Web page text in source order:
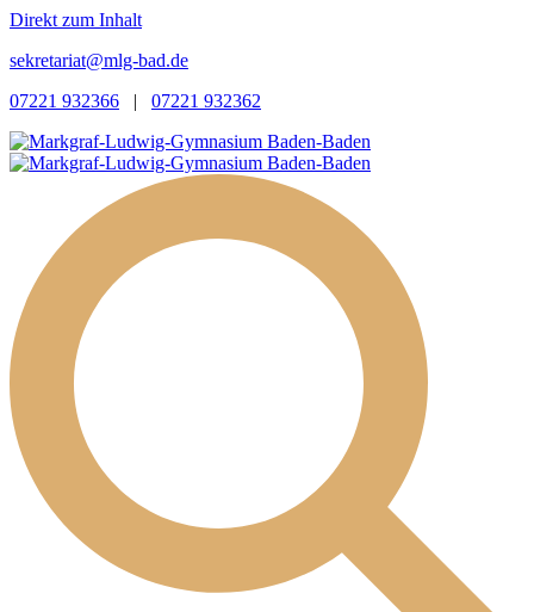
Direkt zum Inhalt
sekretariat@mlg-bad.de
07221 932366 | 07221 932362